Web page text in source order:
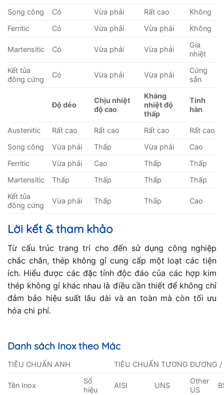
Song công
Có Vừa phải Rất cao
Không
Ferritic
Có Vừa phải Vừa phải Không
Martensitic Có Vừa phải Vừa phải
Gia
nhiệt
Kết tủa
đông cứng
Có Vừa phải Vừa phải
Cứng
sẵn
Độ dẻo
Chịu nhiệt
độ cao
Kháng
nhiệt độ
thấp
Tính
hàn
Austenitic Rất cao Rất cao Rất cao
Rất cao
Song công
Vừa phải Thấp Vừa phải
Cao
Ferritic
Vừa phải Cao Thấp
Thấp
Martensitic
Thấp Thấp Thấp
Thấp
Kết tủa
đông cứng
Vừa phải Thấp Thấp Cao
Lời kết & tham khảo
Từ cấu trúc trang trí cho đến sử dụng công nghiệp
chắc chắn, thép không gỉ cung cấp một loạt các tiện
ích. Hiểu được các đặc tính độc đáo của các hợp kim
thép không gỉ khác nhau là điều cần thiết để không chỉ
đảm bảo hiệu suất lâu dài và an toàn mà còn tối ưu
hóa chi phí.
Danh sách Inox theo Mác
TIÊU CHUẨN ANH TIÊU CHUẨN TƯƠNG ĐƯƠNG /
Tên Inox
Số
hiệu
AISI UNS
Other
US